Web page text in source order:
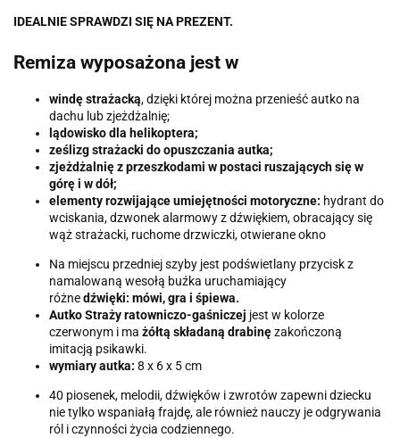
IDEALNIE SPRAWDZI SIĘ NA PREZENT.
Remiza wyposażona jest w
windę strażacką, dzięki której można przenieść autko na
dachu lub zjeżdżalnię;
lądowisko dla helikoptera;
ześlizg strażacki do opuszczania autka;
zjeżdżalnię z przeszkodami w postaci ruszających się w
górę i w dół;
elementy rozwijające umiejętności motoryczne: hydrant do
wciskania, dzwonek alarmowy z dźwiękiem, obracający się
wąż strażacki, ruchome drzwiczki, otwierane okno
Na miejscu przedniej szyby jest podświetlany przycisk z
namalowaną wesołą buźka uruchamiający
różnedźwięki: mówi, gra i śpiewa.
Autko Straży ratowniczo-gaśniczej jest w kolorze
czerwonym i ma żółtą składaną drabinęzakończoną
imitacją psikawki.
wymiary autka: 8 x 6 x 5 cm
40 piosenek, melodii, dźwięków i zwrotów zapewni dziecku
nie tylko wspaniałą frajdę, ale również nauczy je odgrywania
ról i czynności życia codziennego.